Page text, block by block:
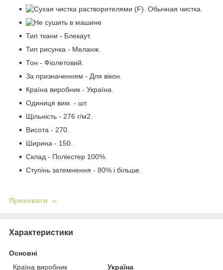
Тип ткани - Блекаут.
Тип рисунка - Меланж.
Тон - Фіолетовий.
За призначенням - Для вікон.
Країна виробник - Україна.
Одиниця вим. - шт.
Щільність - 276 г/м2.
Висота - 270.
Ширина - 150.
Склад - Поліестер 100%.
Ступінь затемнення - 80% і більше.
Приховати
Характеристики
Основні
Країна виробник
Україна